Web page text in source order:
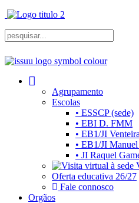
Agrupamento
Escolas
• ESSCP (sede)
• EBI D. FMM
• EB1/JI Venteira
• EB1/JI
• JI Raquel
Oferta educativa 26/27
Fale connosco
Orgãos